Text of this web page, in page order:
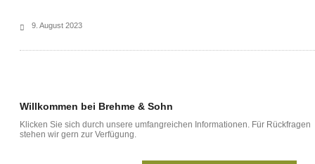
9. August 2023
Willkommen bei Brehme & Sohn
Klicken Sie sich durch unsere umfangreichen Informationen. Für Rückfragen
stehen wir gern zur Verfügung.